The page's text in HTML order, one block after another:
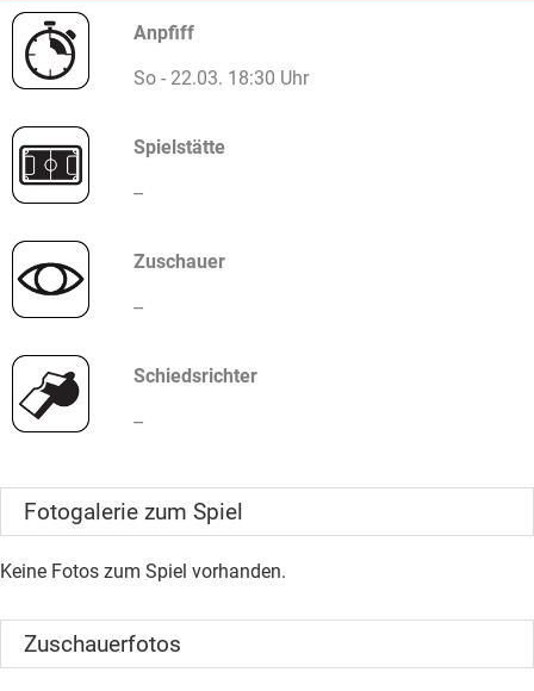
Anpfiff
So - 22.03. 18:30 Uhr
Spielstätte
--
Zuschauer
--
Schiedsrichter
--
Fotogalerie zum Spiel
Keine Fotos zum Spiel vorhanden.
Zuschauerfotos